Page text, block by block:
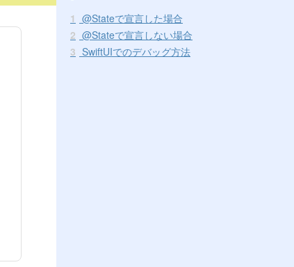
1 @Stateで宣言した場合
2 @Stateで宣言しない場合
3 SwiftUIでのデバッグ方法